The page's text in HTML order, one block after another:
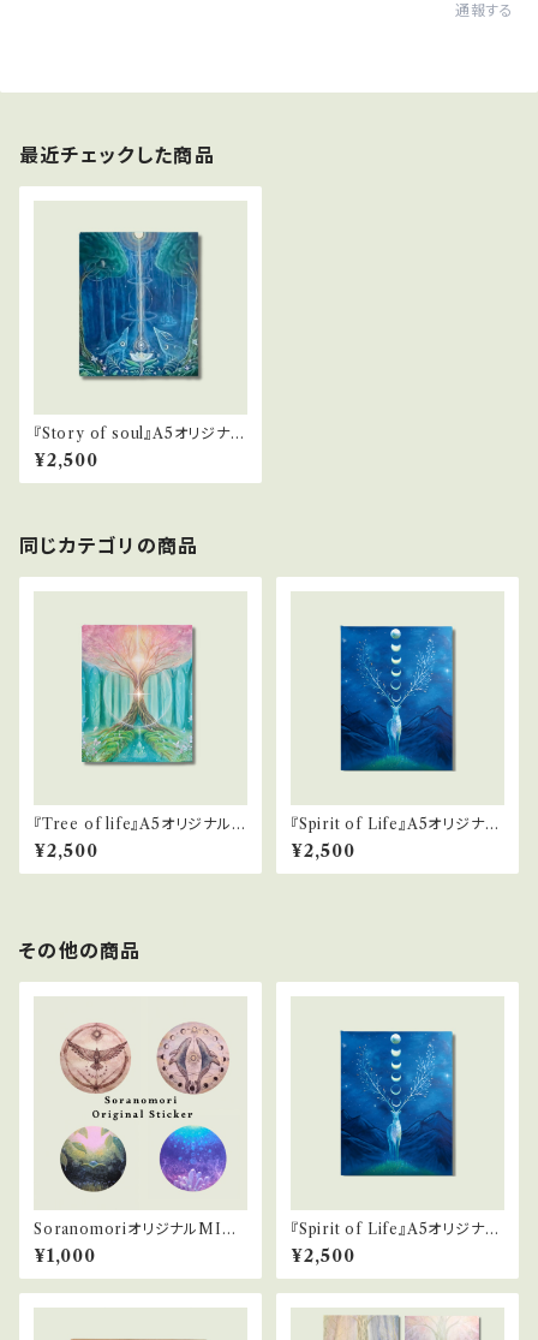
通報する
最近チェックした商品
『Story of soul』A5オリジナル
プリント
¥2,500
同じカテゴリの商品
『Tree of life』A5オリジナルプ
リント
¥2,500
『Spirit of Life』A5オリジナル
プリント
¥2,500
その他の商品
SoranomoriオリジナルMINI
ステッカー
¥1,000
『Spirit of Life』A5オリジナル
プリント
¥2,500